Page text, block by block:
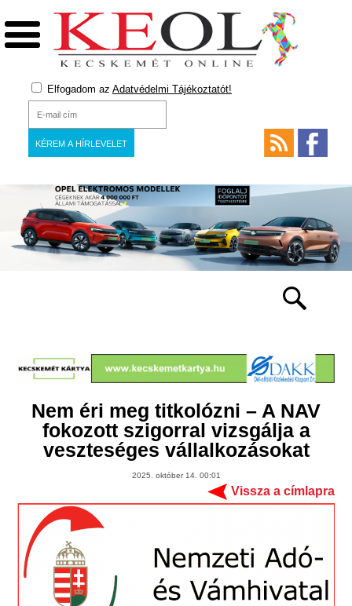
Elfogadom az Adatvédelmi Tájékoztatót!
Nem éri meg titkolózni – A NAV
fokozott szigorral vizsgálja a
veszteséges vállalkozásokat
2025. október 14. 00:01
Vissza a címlapra